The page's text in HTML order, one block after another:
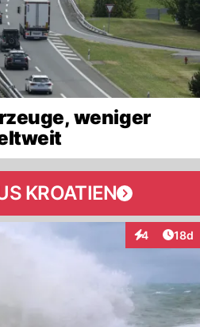
weniger
KROATIEN
4
Interaktionen
18d